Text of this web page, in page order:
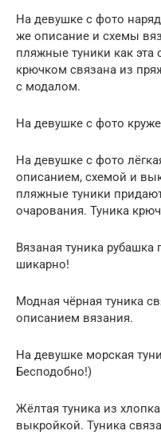
На девушке с фото
же описание и схемы
пляжные туники как эта
крючком связана из
с модалом.
На девушке с фото
На девушке с фото
описанием, схемой и
пляжные туники
очарования. Туника
Вязаная туника
шикарно!
Модная чёрная туника
описанием вязания.
На девушке морская
Бесподобно!)
Жёлтая туника из
выкройкой. Туника